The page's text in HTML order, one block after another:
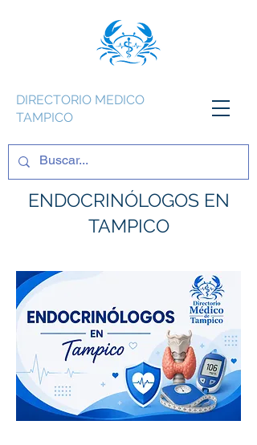
DIRECTORIO MEDICO
TAMPICO
ENDOCRINÓLOGOS EN
TAMPICO